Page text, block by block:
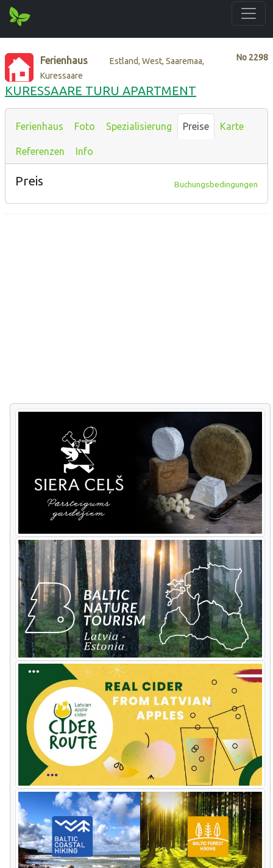
No 2298
Ferienhaus
Estland, West, Saaremaa,
Kuressaare
KURESSAARE TURU APARTMENT
Ferienhaus Foto Spezialisierung Preise Karte
Referenzen Info
Preis Buchungsbedingungen